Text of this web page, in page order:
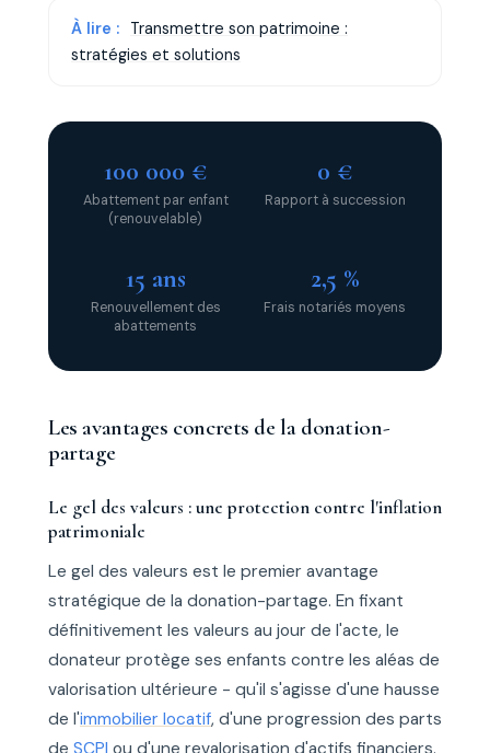
À lire :
Transmettre son patrimoine :
stratégies et solutions
100 000 €
Abattement par enfant
(renouvelable)
0 €
Rapport à succession
15 ans
Renouvellement des
abattements
2,5 %
Frais notariés moyens
Les avantages concrets de la donation-
partage
Le gel des valeurs : une protection contre l'inflation
patrimoniale
Le gel des valeurs est le premier avantage
stratégique de la donation-partage. En fixant
définitivement les valeurs au jour de l'acte, le
donateur protège ses enfants contre les aléas de
valorisation ultérieure - qu'il s'agisse d'une hausse
de l'immobilier locatif, d'une progression des parts
de SCPI ou d'une revalorisation d'actifs financiers.